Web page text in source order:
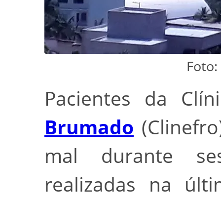
Pacientes da
Brumado
mal durante
realizadas na